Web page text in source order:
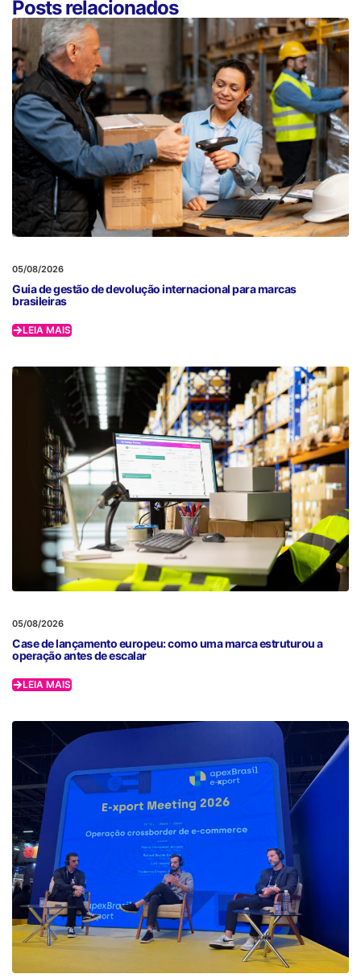
Posts relacionados
05/08/2026
Guia de gestão de devolução internacional para marcas
brasileiras
LEIA MAIS
05/08/2026
Case de lançamento europeu: como uma marca estruturou a
operação antes de escalar
LEIA MAIS